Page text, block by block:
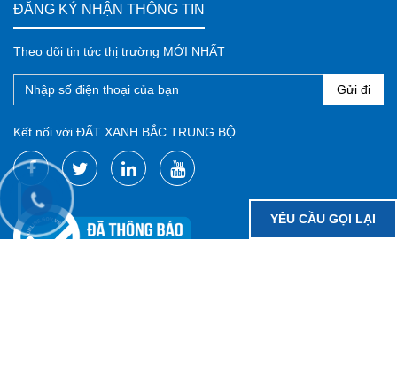
ĐĂNG KÝ NHẬN THÔNG TIN
Theo dõi tin tức thị trường MỚI NHẤT
Gửi đi
Kết nối với ĐẤT XANH BẮC TRUNG BỘ
YÊU CẦU GỌI LẠI